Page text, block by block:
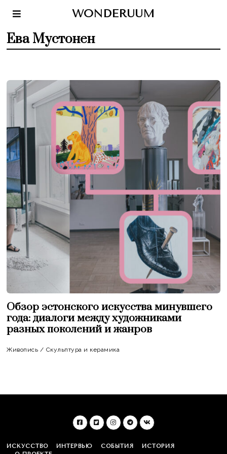
WONDERUUM
Ева Мустонен
Обзор эстонского искусства минувшего
года: диалоги между художниками
разных поколений и жанров
Живопись / Скульптура и керамика
ИСКУССТВО ИНТЕРВЬЮ СОБЫТИЯ
ИСТОРИЯ